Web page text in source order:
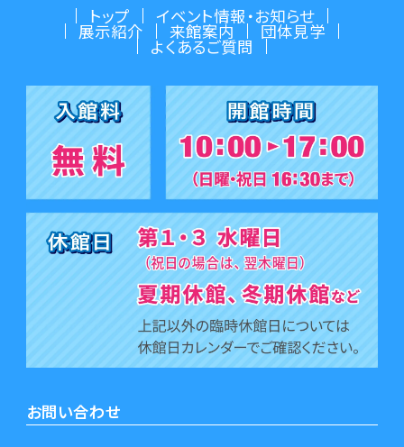
トップ イベント情報・お知らせ
展示紹介 来館案内 団体見学
よくあるご質問
お問い合わせ